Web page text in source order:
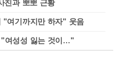
친과 뽀뽀 근황
"여기까지만 하자" 웃음
"여성성 잃는 것이…"